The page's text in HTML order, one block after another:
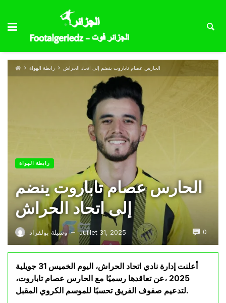
رابطة الهواة الحارس عصام تاباروت ينضم إلى اتحاد الحراش
رابطة الهواة
الحارس عصام تاباروت ينضم
إلى اتحاد الحراش
وسيلة بولفراد — Juillet 31, 2025 0
أعلنت إدارة نادي اتحاد الحراش، اليوم الخميس 31 جويلية
2025 ،عن تعاقدها رسميًا مع الحارس عصام تاباروت،
لتدعيم صفوف الفريق تحسبًا للموسم الكروي المقبل.